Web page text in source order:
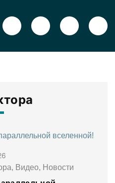
Видео, Новости